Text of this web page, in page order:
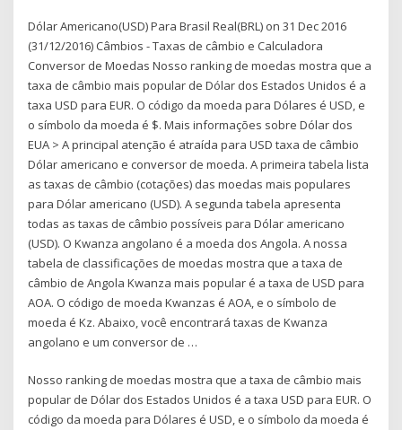
Dólar Americano(USD) Para Brasil Real(BRL) on 31 Dec 2016
(31/12/2016) Câmbios - Taxas de câmbio e Calculadora
Conversor de Moedas Nosso ranking de moedas mostra que a
taxa de câmbio mais popular de Dólar dos Estados Unidos é a
taxa USD para EUR. O código da moeda para Dólares é USD, e
o símbolo da moeda é $. Mais informações sobre Dólar dos
EUA > A principal atenção é atraída para USD taxa de câmbio
Dólar americano e conversor de moeda. A primeira tabela lista
as taxas de câmbio (cotações) das moedas mais populares
para Dólar americano (USD). A segunda tabela apresenta
todas as taxas de câmbio possíveis para Dólar americano
(USD). O Kwanza angolano é a moeda dos Angola. A nossa
tabela de classificações de moedas mostra que a taxa de
câmbio de Angola Kwanza mais popular é a taxa de USD para
AOA. O código de moeda Kwanzas é AOA, e o símbolo de
moeda é Kz. Abaixo, você encontrará taxas de Kwanza
angolano e um conversor de …
Nosso ranking de moedas mostra que a taxa de câmbio mais
popular de Dólar dos Estados Unidos é a taxa USD para EUR. O
código da moeda para Dólares é USD, e o símbolo da moeda é